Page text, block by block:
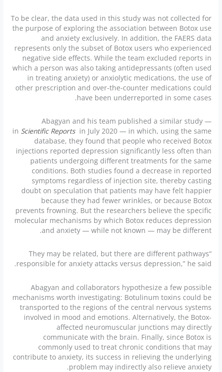
To be clear, the data used in this study was not collected for
the purpose of exploring the association between Botox use
and anxiety exclusively. In addition, the FAERS data
represents only the subset of Botox users who experienced
negative side effects. While the team excluded reports in
which a person was also taking antidepressants (often used
in treating anxiety) or anxiolytic medications, the use of
other prescription and over-the-counter medications could
have been underreported in some cases.
Abagyan and his team published a similar study —
in Scientific Reports in July 2020 — in which, using the same
database, they found that people who received Botox
injections reported depression significantly less often than
patients undergoing different treatments for the same
conditions. Both studies found a decrease in reported
symptoms regardless of injection site, thereby casting
doubt on speculation that patients may have felt happier
because they had fewer wrinkles, or because Botox
prevents frowning. But the researchers believe the specific
molecular mechanisms by which Botox reduces depression
and anxiety — while not known — may be different.
“They may be related, but there are different pathways
responsible for anxiety attacks versus depression,” he said.
Abagyan and collaborators hypothesize a few possible
mechanisms worth investigating: Botulinum toxins could be
transported to the regions of the central nervous systems
involved in mood and emotions. Alternatively, the Botox-
affected neuromuscular junctions may directly
communicate with the brain. Finally, since Botox is
commonly used to treat chronic conditions that may
contribute to anxiety, its success in relieving the underlying
problem may indirectly also relieve anxiety.